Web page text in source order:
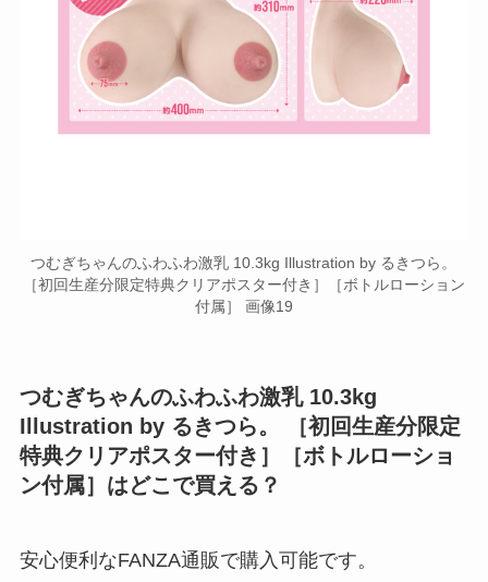
つむぎちゃんのふわふわ激乳 10.3kg Illustration by るきつら。
［初回生産分限定特典クリアポスター付き］［ボトルローション
付属］ 画像19
つむぎちゃんのふわふわ激乳 10.3kg
Illustration by るきつら。 ［初回生産分限定
特典クリアポスター付き］［ボトルローショ
ン付属］はどこで買える？
安心便利なFANZA通販で購入可能です。